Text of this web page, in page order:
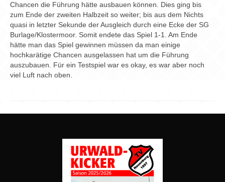
Archiv
Chancen die Führung hätte ausbauen können. Dies ging bis
zum Ende der zweiten Halbzeit so weiter; bis aus dem Nichts
quasi in letzter Sekunde der Ausgleich durch eine Ecke der SG
Burlage/Klostermoor. Somit endete das Spiel 1-1. Am Ende
hätte man das Spiel gewinnen müssen da man einige
hochkarätige Chancen ausgelassen hat um die Führung
auszubauen. Für ein Testspiel war es okay, es war aber noch
viel Luft nach oben.